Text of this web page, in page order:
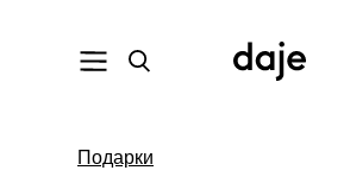
На сайте ведутся технические
некоторых товаров временно нет в
Подарки